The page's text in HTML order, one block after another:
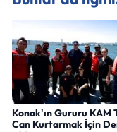
Konak'ın Gururu KAM
Can Kurtarmak İçin